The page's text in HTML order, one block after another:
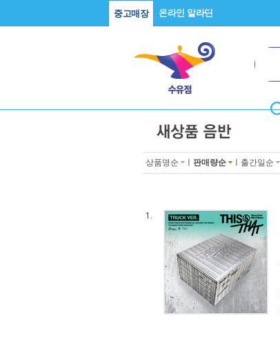
중고매장 온라인 알라딘
상품명순 ㅣ 판매량순 ㅣ 출간일순
1.